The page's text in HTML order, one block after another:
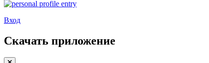
Вход
Скачать приложение